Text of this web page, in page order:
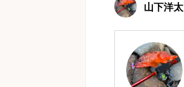
山下洋太